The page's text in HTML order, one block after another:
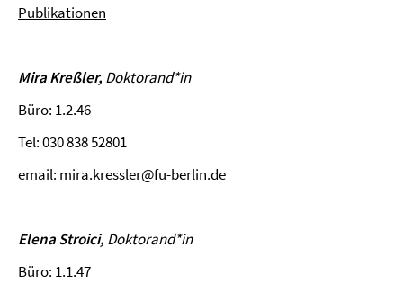
Publikationen
Mira Kreßler, Doktorand*in
Büro: 1.2.46
Tel: 030 838 52801
email: mira.kressler@fu-berlin.de
Elena Stroici, Doktorand*in
Büro: 1.1.47